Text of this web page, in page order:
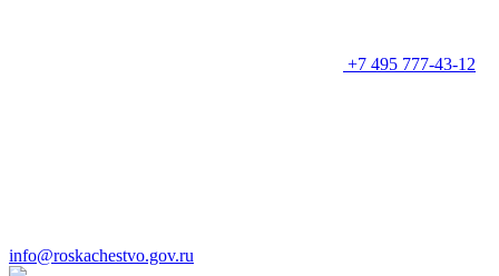
+7 495 777-43-12
info@roskachestvo.gov.ru